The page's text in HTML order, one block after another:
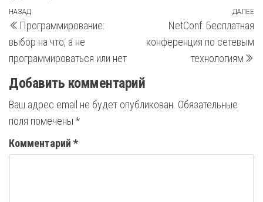
Навигация
по
записям
Предыдущая
запись
НАЗАД
Программирование:
выбор на что, а не
программироваться или нет
ДАЛЕЕ
NetConf: Бесплатная
конференция по сетевым
технологиям
Добавить комментарий
Ваш адрес email не будет опубликован. Обязательные
поля помечены *
Комментарий *